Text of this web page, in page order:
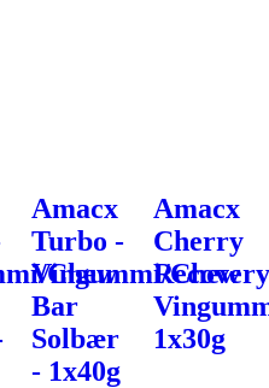
Chew
Amacx
Turbo -
Vingummi/Chew
Bar
Solbær
- 1x40g
Amacx
Cherry
Recovery
1x30g